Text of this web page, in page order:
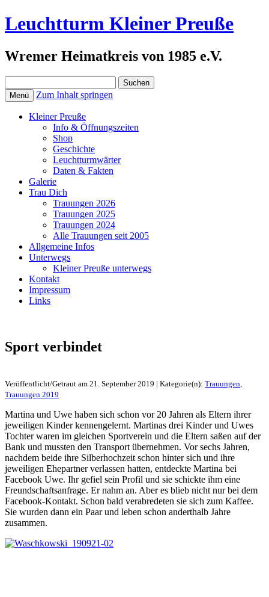
Leuchtturm Kleiner Preuße
Wremer Heimatkreis von 1985 e.V.
nach:
Menü Zum Inhalt springen
Kleiner Preuße
Info & Öffnungszeiten
Shop
Geschichte
Leuchtturmwärter
Daten & Fakten
Galerie
Trau Dich
Trauungen 2026
Trauungen 2025
Trauungen 2024
Alle Trauungen seit 2005
Allgemeine Infos
Unterwegs
Kleiner Preuße unterwegs
Kontakt
Impressum
Links
Sport verbindet
Veröffentlicht/Getraut am 21. September 2019 | Kategorie(n): Trauungen
Trauungen 2019
Martina und Uwe haben sich schon vor 20 Jahren als Eltern ihrer
jeweiligen Kinder kennengelernt. Martinas drei Kinder und Uwes
Tochter waren im gleichen Sportverein und die Eltern saßen auf der
Bank und mussten den Transport übernehmen. Vor sechs Jahren,
nachdem beide ihre Silberhochzeit schon hinter sich und ihre
jeweiligen Ehepartner verlassen hatten, entdeckte Martina bei
Facebook Uwe. Ihr gefiel sein Profil und sie schickte ihm eine
Freundschaftsanfrage. Er nahm an. Aber es blieb nicht nur bei dem
Facebook-Kontakt. Schon bald verabredeten sie sich zum Kaffee.
Sie wurden dann ein Paar und leben schon anderthalb Jahre
zusammen.